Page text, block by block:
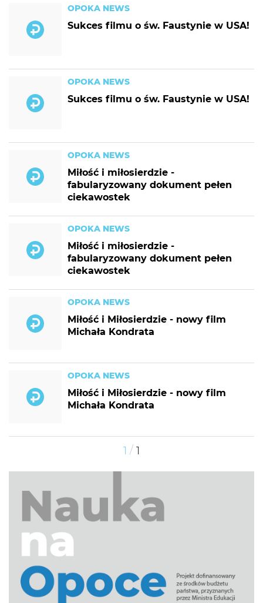
OPOKA NEWS
Sukces filmu o św. Faustynie w USA!
OPOKA NEWS
Sukces filmu o św. Faustynie w USA!
OPOKA NEWS
Miłość i miłosierdzie -
fabularyzowany dokument pełen
ciekawostek
OPOKA NEWS
Miłość i miłosierdzie -
fabularyzowany dokument pełen
ciekawostek
OPOKA NEWS
Miłość i Miłosierdzie - nowy film
Michała Kondrata
OPOKA NEWS
Miłość i Miłosierdzie - nowy film
Michała Kondrata
1 / 1